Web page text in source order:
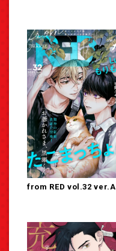
from RED vol.32 ver.A